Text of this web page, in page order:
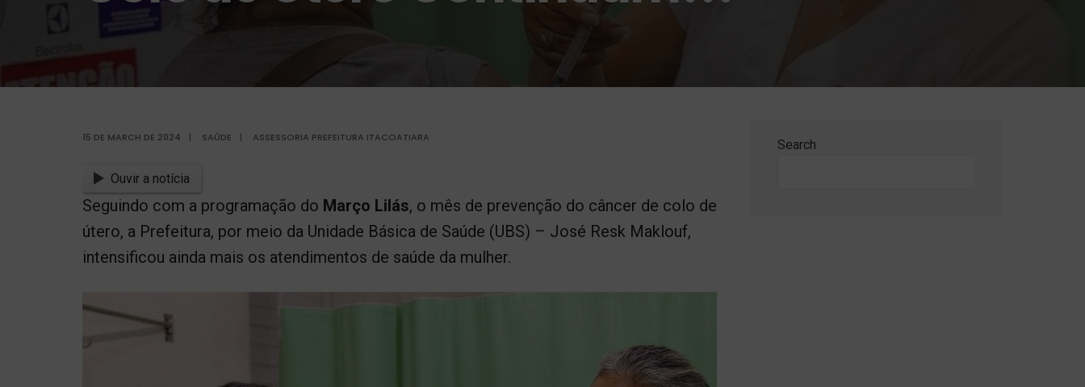
15 DE MARCH DE 2024 | SAÚDE | ASSESSORIA PREFEITURA ITACOATIARA
Ouvir a notícia
Seguindo com a programação do Março Lilás, o mês de prevenção do câncer de colo de
útero, a Prefeitura, por meio da Unidade Básica de Saúde (UBS) – José Resk Maklouf,
intensificou ainda mais os atendimentos de saúde da mulher.
Search